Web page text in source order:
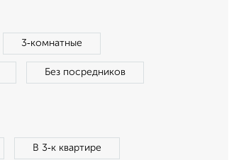
3‑комнатные
Без посредников
В 3‑к квартире